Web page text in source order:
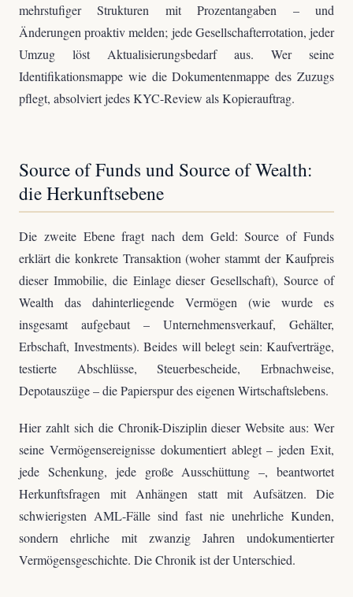
mehrstufiger Strukturen mit Prozentangaben – und
Änderungen proaktiv melden; jede Gesellschafterrotation, jeder
Umzug löst Aktualisierungsbedarf aus. Wer seine
Identifikationsmappe wie die Dokumentenmappe des Zuzugs
pflegt, absolviert jedes KYC-Review als Kopierauftrag.
Source of Funds und Source of Wealth:
die Herkunftsebene
Die zweite Ebene fragt nach dem Geld: Source of Funds
erklärt die konkrete Transaktion (woher stammt der Kaufpreis
dieser Immobilie, die Einlage dieser Gesellschaft), Source of
Wealth das dahinterliegende Vermögen (wie wurde es
insgesamt aufgebaut – Unternehmensverkauf, Gehälter,
Erbschaft, Investments). Beides will belegt sein: Kaufverträge,
testierte Abschlüsse, Steuerbescheide, Erbnachweise,
Depotauszüge – die Papierspur des eigenen Wirtschaftslebens.
Hier zahlt sich die Chronik-Disziplin dieser Website aus: Wer
seine Vermögensereignisse dokumentiert ablegt – jeden Exit,
jede Schenkung, jede große Ausschüttung –, beantwortet
Herkunftsfragen mit Anhängen statt mit Aufsätzen. Die
schwierigsten AML-Fälle sind fast nie unehrliche Kunden,
sondern ehrliche mit zwanzig Jahren undokumentierter
Vermögensgeschichte. Die Chronik ist der Unterschied.